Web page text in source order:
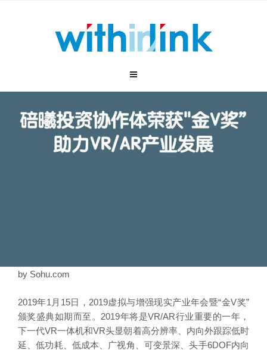
by Sohu.com
2019年1月15日，2019虚拟与增强现实产业年会暨“金V奖”
颁奖盛典如期而至。2019年将是VR/AR行业重要的一年，
下一代VR一体机和VR头显朝着高分辨率、内向外跟踪低时
延、低功耗、低成本、广视角、可变景深、头手6DOF内向